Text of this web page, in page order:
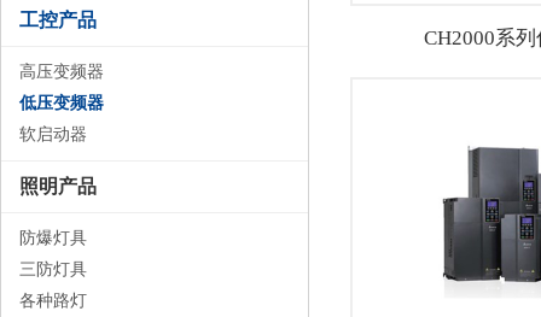
工控产品
高压变频器
低压变频器
软启动器
照明产品
防爆灯具
三防灯具
各种路灯
CH2000系